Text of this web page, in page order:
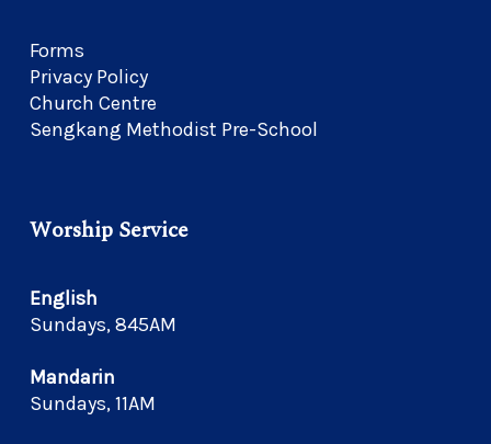
Forms
Privacy Policy
Church Centre
Sengkang Methodist Pre-School
Worship Service
English
Sundays, 845AM
Mandarin
Sundays, 11AM